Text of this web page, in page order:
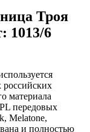
Троя
1013/6
материала
передовых
Melatone,
и полностью